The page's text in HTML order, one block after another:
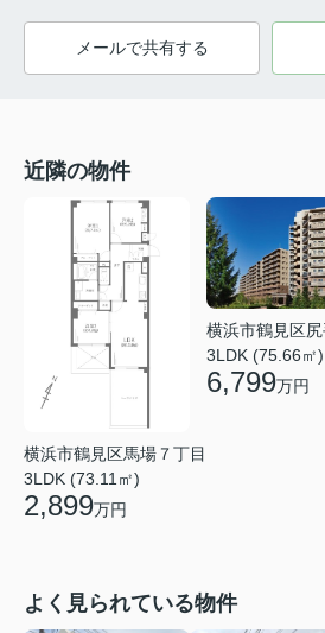
メールで共有する
近隣の物件
横浜市鶴見区馬場７丁目
3LDK (73.11㎡)
2,899万円
横浜市鶴見区尻
3LDK (75.66㎡)
6,799万円
よく見られている物件